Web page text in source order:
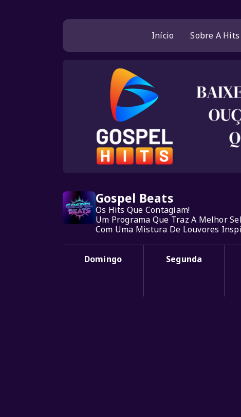
Início Sobre A Hits
Gospel Beats
Os Hits Que Contagiam!
Um Programa Que Traz A Melhor
Com Uma Mistura De Louvores
Domingo Segunda